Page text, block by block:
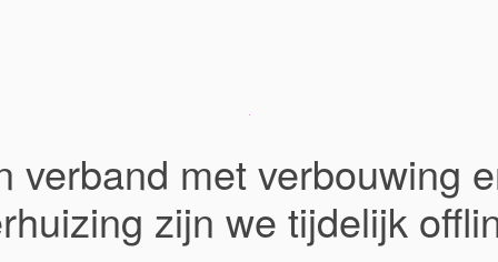
verband met verbouwing
zijn we tijdelijk